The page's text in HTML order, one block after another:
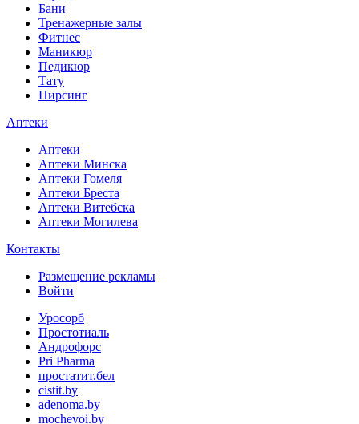
Бани
Тренажерные залы
Фитнес
Маникюр
Педикюр
Тату
Пирсинг
Аптеки
Аптеки
Аптеки Минска
Аптеки Гомеля
Аптеки Бреста
Аптеки Витебска
Аптеки Могилева
Контакты
Размещение рекламы
Войти
Уросорб
Простотиаль
Андрофорс
Pri Pharma
простатит.бел
cistit.by
adenoma.by
mochevoi.by